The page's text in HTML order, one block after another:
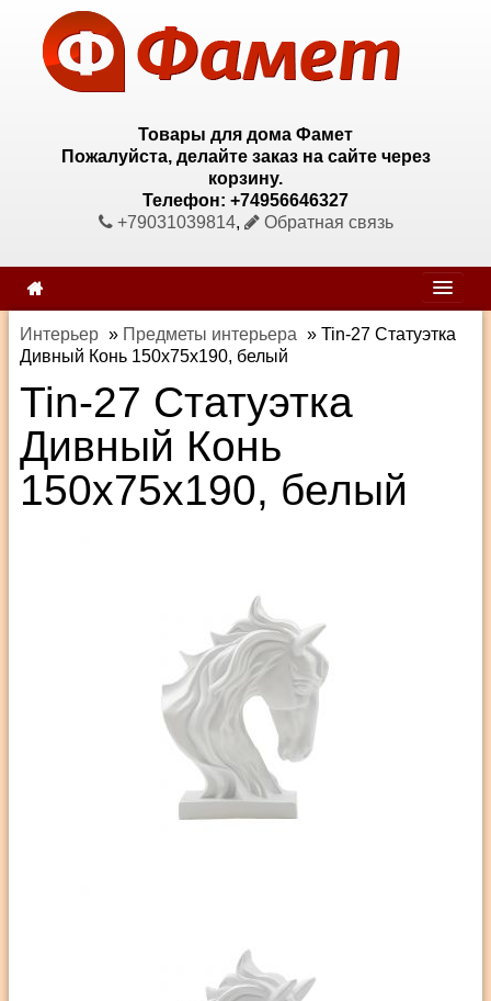
Товары для дома Фамет
Пожалуйста, делайте заказ на сайте через
корзину.
Телефон: +74956646327
+79031039814, Обратная связь
Интерьер » Предметы интерьера » Tin-27 Статуэтка
Дивный Конь 150х75х190, белый
Tin-27 Статуэтка
Дивный Конь
150х75х190, белый